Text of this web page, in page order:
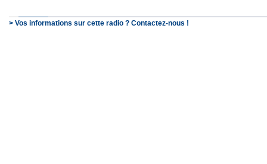
> Vos informations sur cette radio ? Contactez-nous !